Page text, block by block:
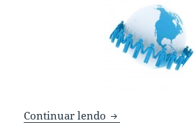
Continuar lendo Quinelato Social: